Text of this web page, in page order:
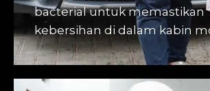
bacterial untuk memastikan
kebersihan di dalam kabin